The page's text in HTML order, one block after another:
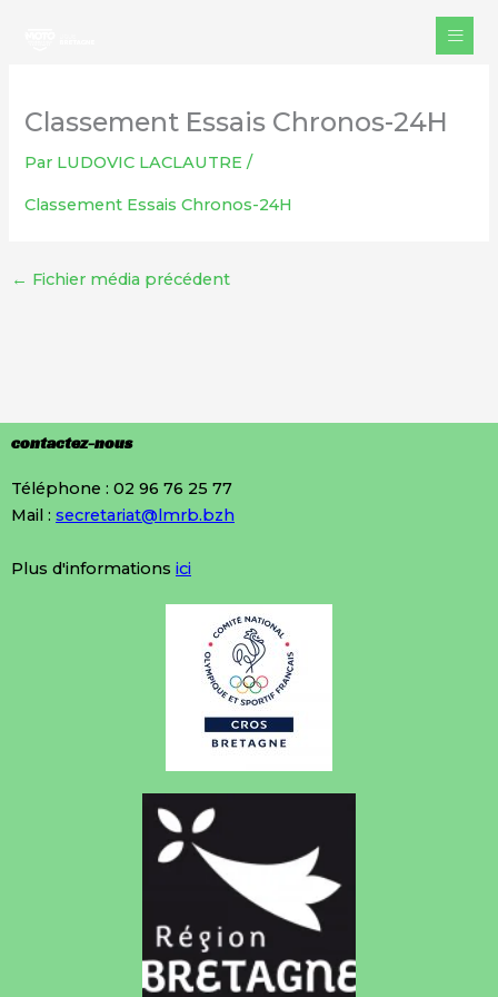
Classement Essais Chronos-24H
Par LUDOVIC LACLAUTRE/
Classement Essais Chronos-24H
← Fichier média précédent
contactez-nous
Téléphone : 02 96 76 25 77
Mail : secretariat@lmrb.bzh
Plus d'informations ici